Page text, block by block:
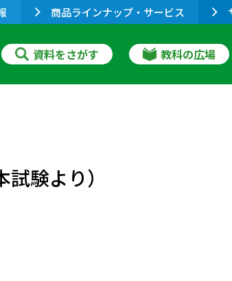
商品ラインナップ・サービス
資料をさがす 教科の広場
験より）